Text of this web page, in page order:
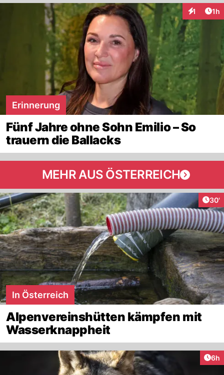
1 1h
Erinnerung
Fünf Jahre ohne Sohn Emilio – So
trauern die Ballacks
MEHR AUS ÖSTERREICH
30'
In Österreich
Alpenvereinshütten kämpfen mit
Wasserknappheit
6h